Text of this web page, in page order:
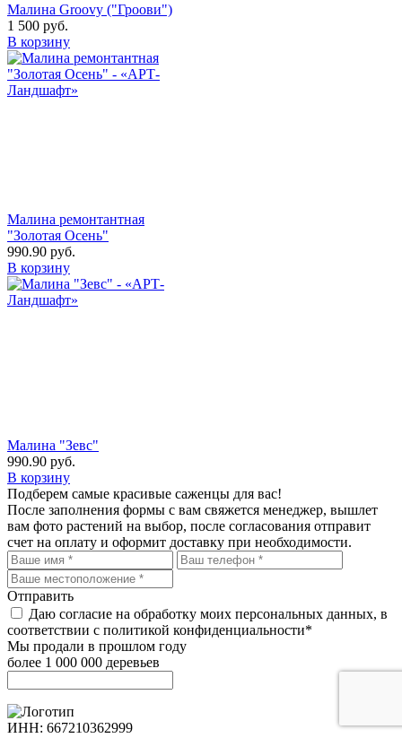
Малина Groovy ("Гроови")
1 500 руб.
В корзину
Малина ремонтантная
"Золотая Осень"
990.90 руб.
В корзину
Малина "Зевс"
990.90 руб.
В корзину
Подберем самые красивые саженцы для вас!
После заполнения формы с вам свяжется менеджер, вышлет
вам фото растений на выбор, после согласования отправит
счет на оплату и оформит доставку при необходимости.
Отправить
Даю согласие на обработку моих персональных данных, в
соответствии с политикой конфиденциальности*
Мы продали в прошлом году
более 1 000 000 деревьев
ИНН: 667210362999